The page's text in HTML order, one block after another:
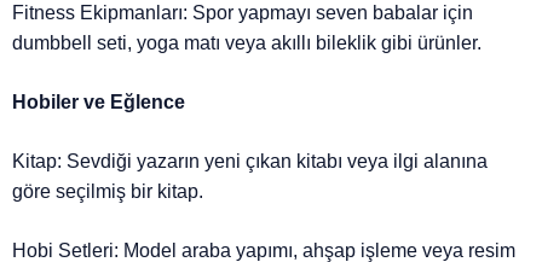
Fitness Ekipmanları: Spor yapmayı seven babalar için
dumbbell seti, yoga matı veya akıllı bileklik gibi ürünler.
Hobiler ve Eğlence
Kitap: Sevdiği yazarın yeni çıkan kitabı veya ilgi alanına
göre seçilmiş bir kitap.
Hobi Setleri: Model araba yapımı, ahşap işleme veya resim